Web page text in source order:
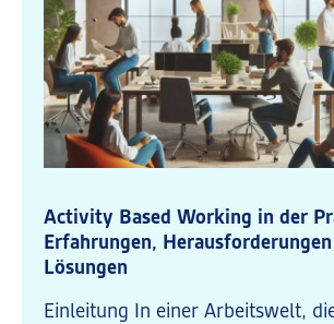
Activity Based Working in der
Erfahrungen, Herausforderungen
Lösungen
Einleitung In einer Arbeitswelt,